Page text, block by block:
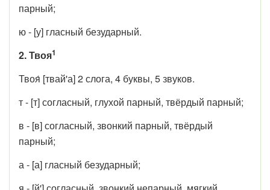
парный;
ю - [у] гласный безударный.
2. Твоя1
Твоя́ [твай'а] 2 слога, 4 буквы, 5 звуков.
т - [т] согласный, глухой парный, твёрдый парный;
в - [в] согласный, звонкий парный, твёрдый
парный;
а - [а] гласный безударный;